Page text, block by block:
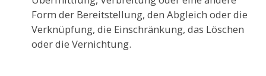
Form der Bereitstellung, den Abgleich oder die
Verknüpfung, die Einschränkung, das Löschen
oder die Vernichtung.